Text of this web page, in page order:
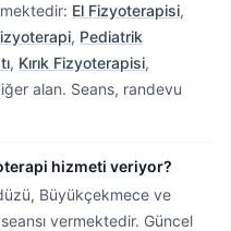
El Fizyoterapisi,
, Pediatrik
, Kırık Fizyoterapisi,
alan. Seans, randevu
hizmeti veriyor?
Büyükçekmece ve
vermektedir. Güncel